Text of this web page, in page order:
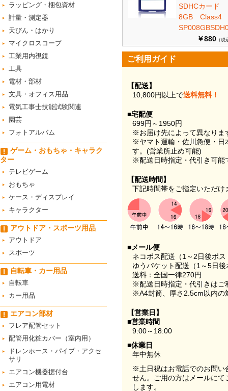
ラッピング・梱包資材
計量・測定器
天びん・はかり
マイクロスコープ
工業用内視鏡
工具
電材・部材
文具・オフィス用品
電気工事士技能試験関連
園芸
フォトアルバム
ゲーム・おもちゃ・キャラク
ター
テレビゲーム
おもちゃ
ケース・ディスプレイ
キャラクター
アウトドア・スポーツ用品
アウトドア
スポーツ
自転車・カー用品
自転車
カー用品
エアコン部材
フレア配管セット
配管用化粧カバー（室内用）
ドレンホース・パイプ・アクセ
サリ
エアコン機器据付台
エアコン用電材
SDHCカード
8GB
￥880 （税
ご利用ガイド
【配送】
10,800円以上で送料無料！
■宅配便
699円～1950円
※お届け先によって異なりま
※ヤマト運輸・佐川急便・日
す。(営業所止め可能)
※配送日時指定・代引き可能
【配送時間】
下記時間帯をご指定いただけ
■メール便
ネコポス配送（1～2日後ポ
ゆうパケット配送（1～5日
送料：全国一律270円
※配送日時指定・代引きはご
※A4封筒、厚さ2.5cm以内の
【営業日】
■営業時間
9:00～18:00
■休業日
年中無休
※土日祝はお電話でのお問い
せん。ご用の方はメールに
します。